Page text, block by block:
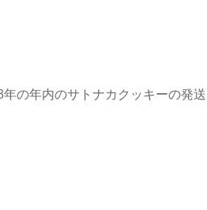
の年内のサトナカクッキーの発